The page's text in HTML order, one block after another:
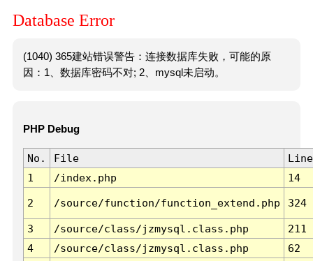
Database Error
(1040) 365建站错误警告：连接数据库失败，可能的原
因：1、数据库密码不对; 2、mysql未启动。
PHP Debug
No. File
Line
1
/index.php 14
2 /source/function/function_extend.php 324
3 /source/class/jzmysql.class.php
211
4
/source/class/jzmysql.class.php
62